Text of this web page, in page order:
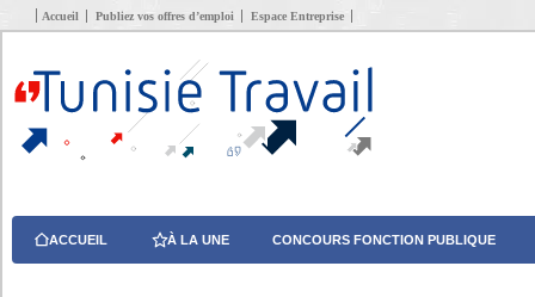
Accueil Publiez vos offres d’emploi Espace Entreprise
ACCUEIL À LA UNE CONCOURS FONCTION PUBLIQUE